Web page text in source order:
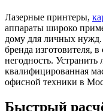
Лазерные принтеры,
аппараты широко
дому для личных нужд.
бренда изготовителя,
негодность.
квалифицированная
офисной техники в
Быстрый